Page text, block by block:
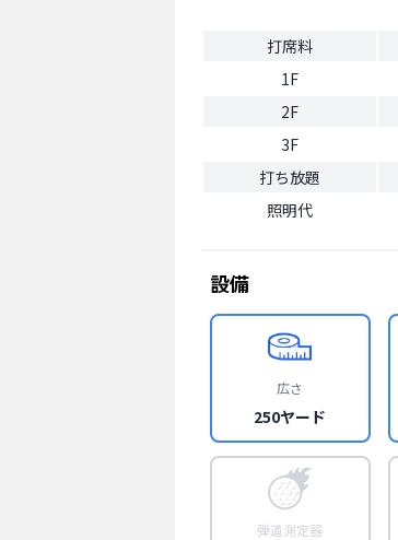
打席料
1F
2F
3F
打ち放題
照明代
設備
広さ
250ヤード
弾道測定器